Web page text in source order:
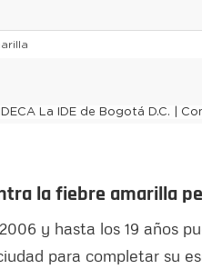
la fiebre amarilla
y hasta los 19 años
para completar su